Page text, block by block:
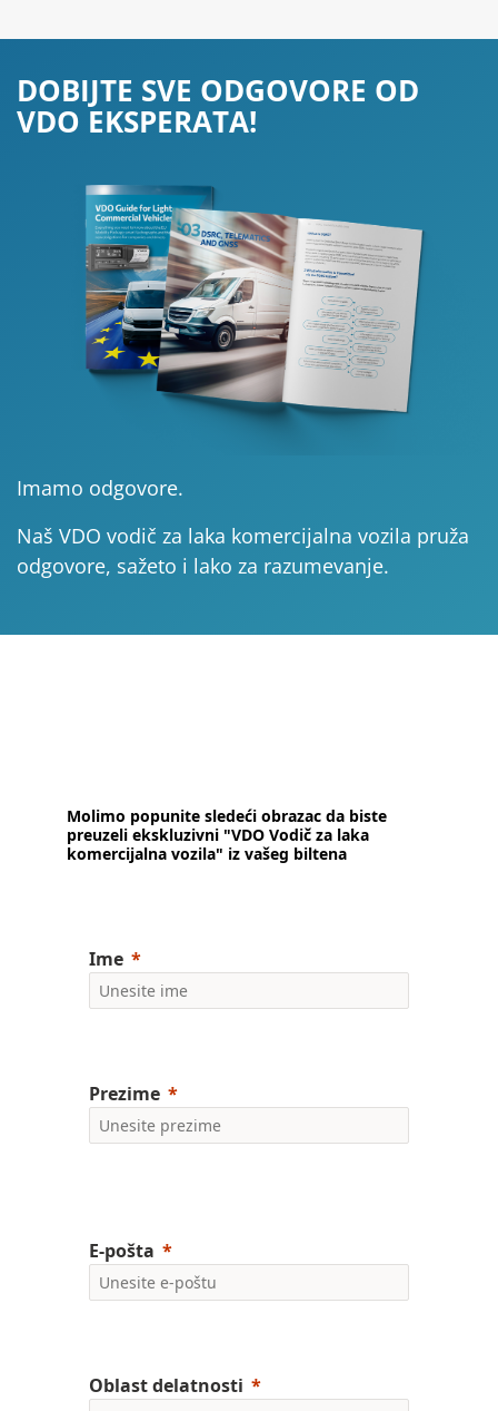
DOBIJTE SVE ODGOVORE OD
VDO EKSPERATA!
Imamo odgovore.
Naš VDO vodič za laka komercijalna vozila pruža
odgovore, sažeto i lako za razumevanje.
Molimo popunite sledeći obrazac da biste
preuzeli ekskluzivni "VDO Vodič za laka
komercijalna vozila" iz vašeg biltena
Ime
Prezime
E-pošta
Oblast delatnosti